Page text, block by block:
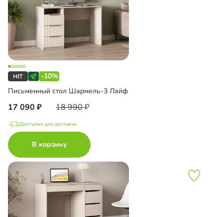
-10%
Письменный стол Шармель-3 Лайф
17 090 18 990
Доступно для доставки
В корзину